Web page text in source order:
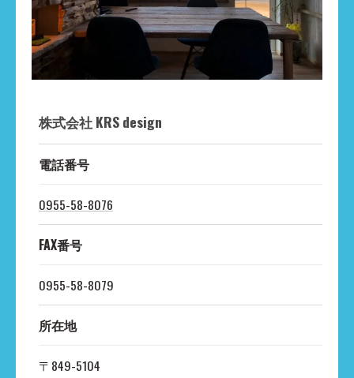
株式会社 KRS design
電話番号
0955-58-8076
FAX番号
0955-58-8079
所在地
〒849-5104